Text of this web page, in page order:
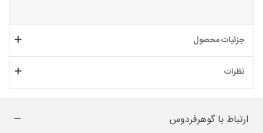
جزئیات محصول
نظرات
ارتباط با گوهرفردوس